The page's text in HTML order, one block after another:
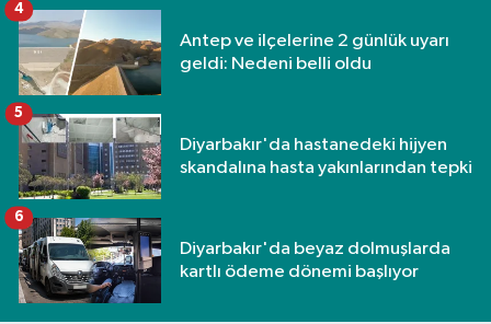
Antep ve ilçelerine 2 günlük uyarı
geldi: Nedeni belli oldu
4
Diyarbakır'da hastanedeki hijyen
skandalına hasta yakınlarından tepki
5
Diyarbakır'da beyaz dolmuşlarda
kartlı ödeme dönemi başlıyor
6